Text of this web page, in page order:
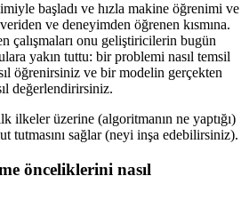
başladı ve hızla makine öğrenimi ve
ve deneyimden öğrenen kısmına.
çalışmaları onu geliştiricilerin bugün
yakın tuttu: bir problemi nasıl temsil
öğrenirsiniz ve bir modelin gerçekten
değerlendirirsiniz.
ilkeler üzerine (algoritmanın ne yaptığı)
tutmasını sağlar (neyi inşa edebilirsiniz).
önceliklerini nasıl